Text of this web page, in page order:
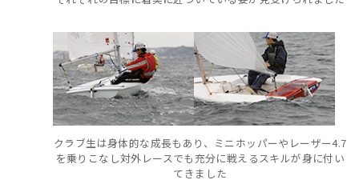
クラブ生は身体的な成長もあり、ミニホッパーやレーザー4.7
を乗りこなし対外レースでも充分に戦えるスキルが身に付い
てきました